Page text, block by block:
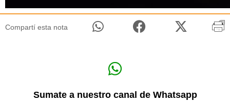
Compartí esta nota
Sumate a nuestro canal de Whatsapp